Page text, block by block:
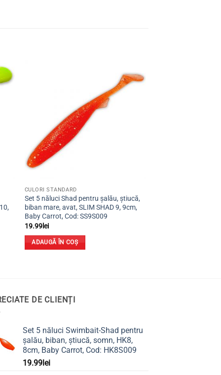
Adaugă
CULORI STANDARD
Set 5 năluci Shad pentru șalău, știucă,
biban mare, avat, SLIM SHAD 9, 9cm,
Baby Carrot, Cod: SS9S009
19.99lei
ADAUGĂ ÎN COȘ
DE CLIENȚI
Set 5 năluci Swimbait-Shad pentru
șalău, biban, știucă, somn, HK8,
8cm, Baby Carrot, Cod: HK8S009
19.99lei